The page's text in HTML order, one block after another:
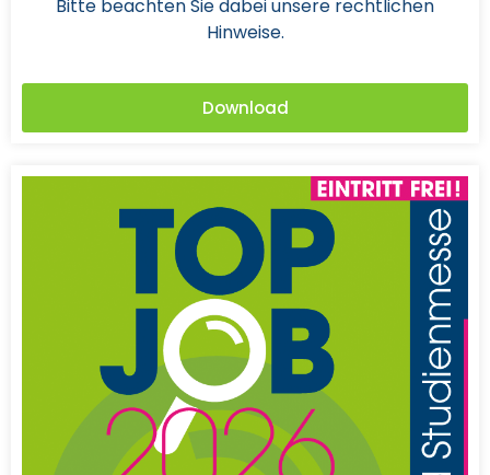
Bitte beachten Sie dabei unsere rechtlichen
Hinweise.
Download